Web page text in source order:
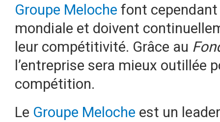
Groupe Meloche font
mondiale et doivent
leur compétitivité. Grâce au
l’entreprise sera mieux outillée
compétition.
Le Groupe Meloche est un